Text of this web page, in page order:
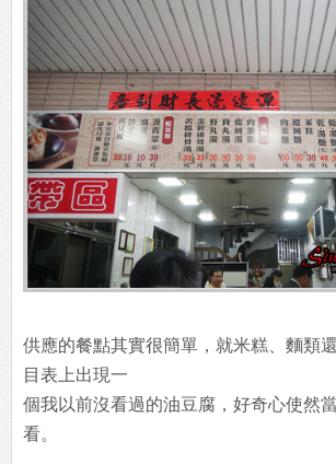
供應的餐點其實很簡單，就米糕、麵類
目表上出現一
個我以前沒看過的油豆腐，好奇心使然
看。